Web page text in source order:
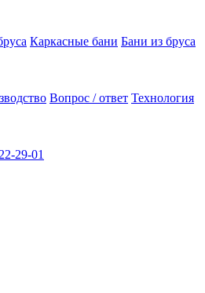
Каркасные бани Бани из бруса
Вопрос / ответ Технология
29-01